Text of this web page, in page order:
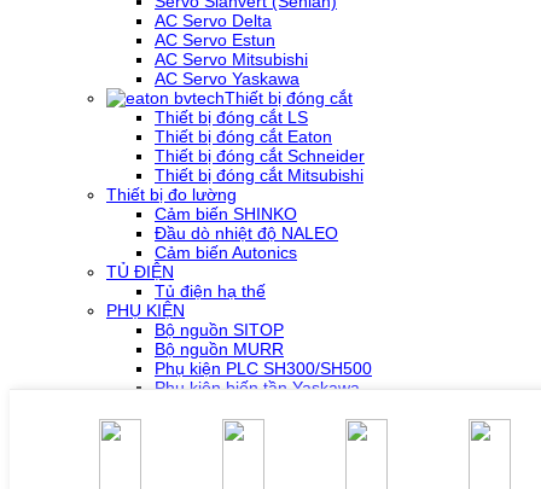
AC Servo Delta
AC Servo Estun
AC Servo Mitsubishi
AC Servo Yaskawa
Thiết bị đóng cắt
Thiết bị đóng cắt LS
Thiết bị đóng cắt Eaton
Thiết bị đóng cắt Schneider
Thiết bị đóng cắt Mitsubishi
Thiết bị đo lường
Cảm biến SHINKO
Đầu dò nhiệt độ NALEO
Cảm biến Autonics
TỦ ĐIỆN
Tủ điện hạ thế
PHỤ KIỆN
Bộ nguồn SITOP
Bộ nguồn MURR
Phụ kiện PLC SH300/SH500
Phụ kiện biến tần Yaskawa
Phụ kiện Servo Sigma 7
HỖ TRỢ KỸ THUẬT